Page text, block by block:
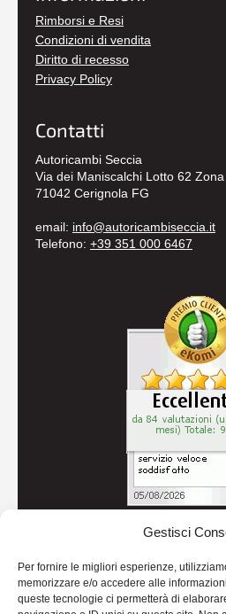
Gestisci
Per fornire le migliori esperienze,
memorizzare e/o accedere alle
queste tecnologie ci permetterà di
Rimborsi e Resi
Condizioni di vendita
Diritto di recesso
Privacy Policy
Contatti
Autoricambi Seccia
Via dei Maniscalchi Lotto 62
71042 Cerignola FG
email: info@autoricambiseccia.it
Telefono: +39 351 000 6467
Credits